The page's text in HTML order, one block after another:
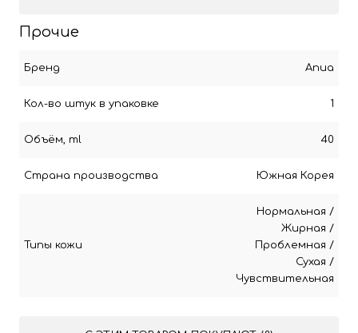
Прочие
Бренд Anua
Кол-во штук в упаковке 1
Объём, ml 40
Страна производства Южная Корея
Типы кожи
Нормальная /
Жирная /
Проблемная /
Сухая /
Чувствительная